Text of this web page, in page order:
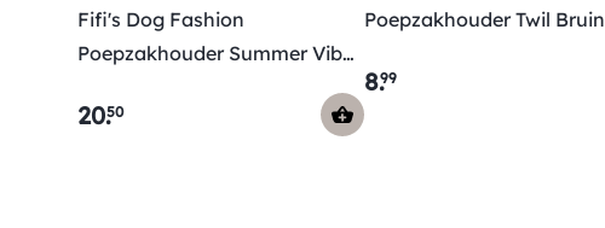
Fifi's Dog Fashion
Poepzakhouder Summer Vibes
20.50
Poepzakhouder Twil Bruin
8.99